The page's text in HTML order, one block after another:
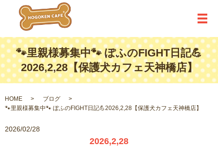
メ
🐾里親様募集中🐾 ぽふのFIGHT日記💪
2026,2,28【保護犬カフェ天神橋店】
HOME
ブログ
🐾里親様募集中🐾 ぽふのFIGHT日記💪2026,2,28【保護犬カフェ天神橋店】
2026/02/28
2026,2,28